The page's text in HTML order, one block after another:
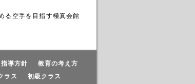
る空手を目指す極真会館
指導方針
教育の考え方
ラス
初級クラス